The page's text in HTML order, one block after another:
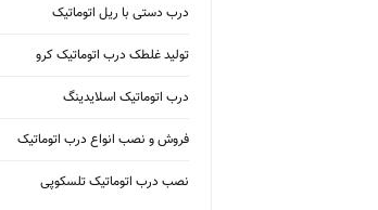
درب دستی با ریل اتوماتیک
تولید غلطک درب اتوماتیک کرو
درب اتوماتیک اسلایدینگ
فروش و نصب انواع درب اتوماتیک
نصب درب اتوماتیک تلسکوپی